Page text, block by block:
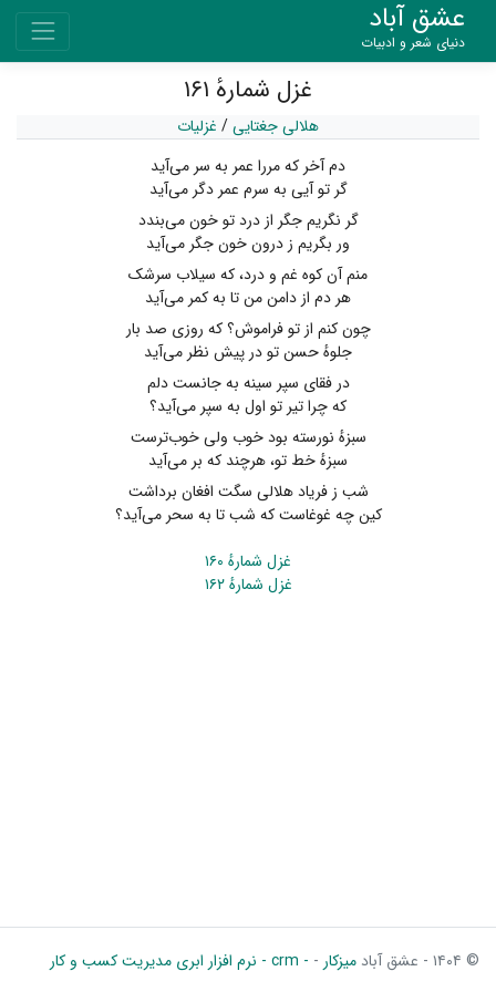
عشق آباد
دنیای شعر و ادبیات
غزل شمارهٔ ۱۶۱
هلالی جغتایی/ غزلیات
دم آخر که مررا عمر به سر می‌آید
گر تو آیی به سرم عمر دگر می‌آید
گر نگریم جگر از درد تو خون می‌بندد
ور بگریم ز درون خون جگر می‌آید
منم آن کوه غم و درد، که سیلاب سرشک
هر دم از دامن من تا به کمر می‌آید
چون کنم از تو فراموش؟ که روزی صد بار
جلوهٔ حسن تو در پیش نظر می‌آید
در فقای سپر سینه به جانست دلم
که چرا تیر تو اول به سپر می‌آید؟
سبزهٔ نورسته بود خوب ولی خوب‌ترست
سبزهٔ خط تو، هرچند که بر می‌آید
شب ز فریاد هلالی سگت افغان برداشت
کین چه غوغاست که شب تا به سحر می‌آید؟
غزل شمارهٔ ۱۶۰
غزل شمارهٔ ۱۶۲
© ۱۴۰۴ - عشق آباد میزکار - - crm - نرم افزار ابری مدیریت کسب و کار